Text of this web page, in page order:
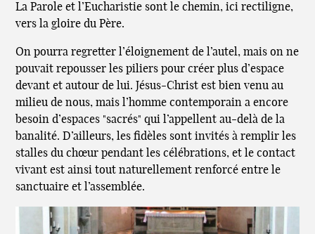
La Parole et l’Eucharistie sont le chemin, ici rectiligne,
vers la gloire du Père.
On pourra regretter l’éloignement de l’autel, mais on ne
pouvait repousser les piliers pour créer plus d’espace
devant et autour de lui. Jésus-Christ est bien venu au
milieu de nous, mais l’homme contemporain a encore
besoin d’espaces "sacrés" qui l’appellent au-delà de la
banalité. D’ailleurs, les fidèles sont invités à remplir les
stalles du chœur pendant les célébrations, et le contact
vivant est ainsi tout naturellement renforcé entre le
sanctuaire et l’assemblée.